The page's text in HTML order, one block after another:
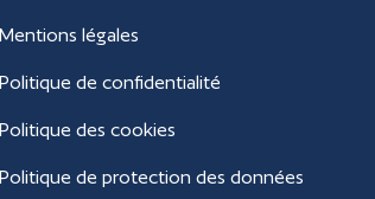
Mentions légales
Politique de confidentialité
Politique des cookies
Politique de protection des données